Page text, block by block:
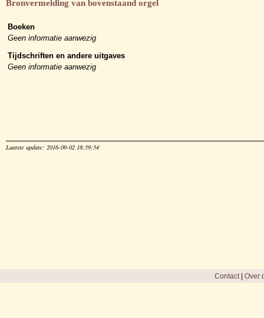
Bronvermelding van bovenstaand orgel
Boeken
Geen informatie aanwezig
Tijdschriften en andere uitgaves
Geen informatie aanwezig
Laatste update: 2016-09-02 18:59:54
Contact| Over